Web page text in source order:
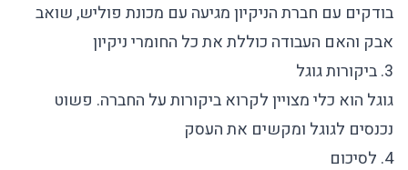
בודקים עם חברת הניקיון מגיעה עם מכונת פוליש, שואב
אבק והאם העבודה כוללת את כל החומרי ניקיון
3. ביקורות גוגל
גוגל הוא כלי מצויין לקרוא ביקורות על החברה. פשוט
נכנסים לגוגל ומקשים את העסק
4. לסיכום